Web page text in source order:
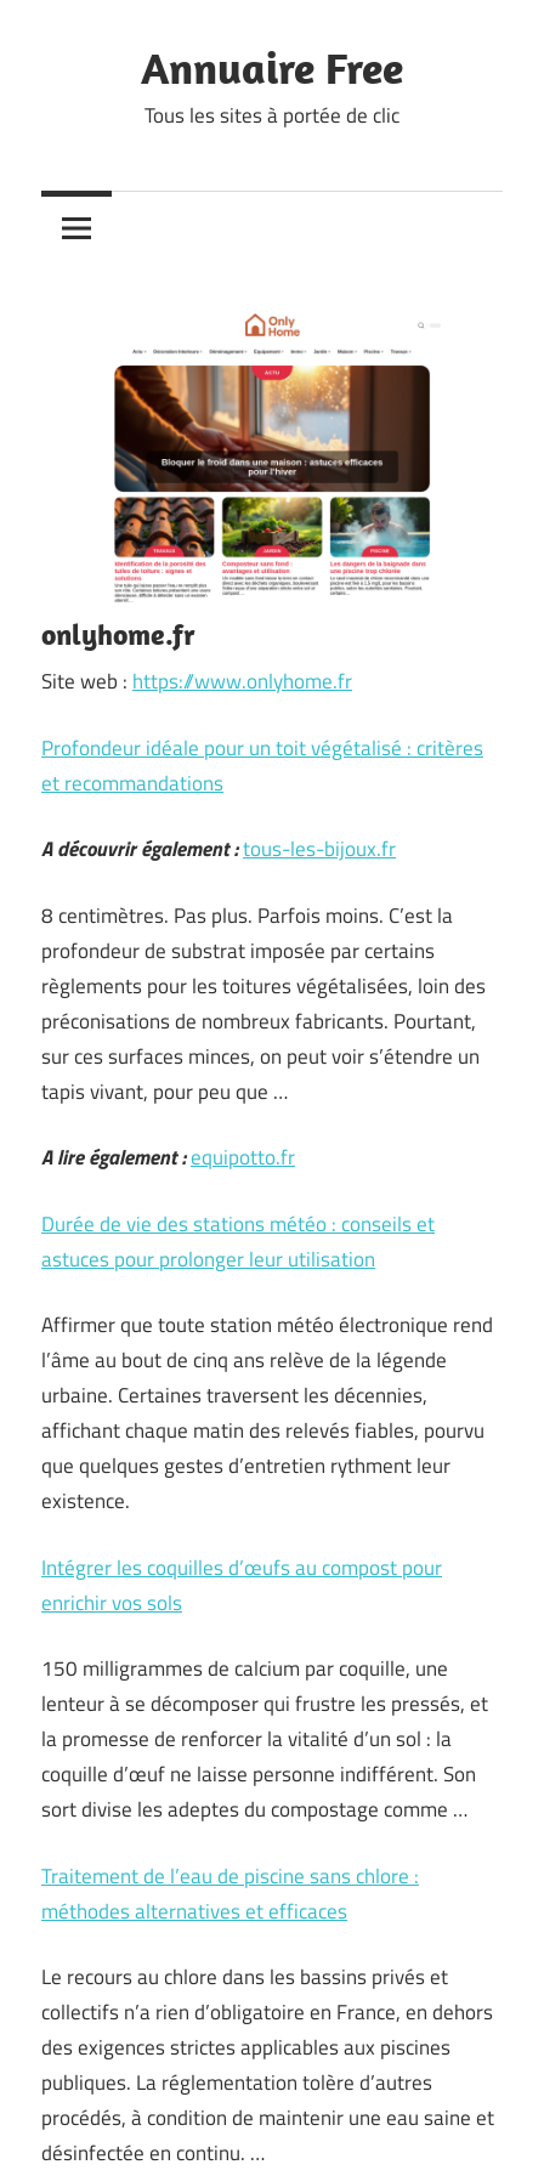
Annuaire Free
Tous les sites à portée de clic
onlyhome.fr
Site web : https://www.onlyhome.fr
Profondeur idéale pour un toit végétalisé : critères
et recommandations
A découvrir également :tous-les-bijoux.fr
8 centimètres. Pas plus. Parfois moins. C’est la
profondeur de substrat imposée par certains
règlements pour les toitures végétalisées, loin des
préconisations de nombreux fabricants. Pourtant,
sur ces surfaces minces, on peut voir s’étendre un
tapis vivant, pour peu que …
A lire également :equipotto.fr
Durée de vie des stations météo : conseils et
astuces pour prolonger leur utilisation
Affirmer que toute station météo électronique rend
l’âme au bout de cinq ans relève de la légende
urbaine. Certaines traversent les décennies,
affichant chaque matin des relevés fiables, pourvu
que quelques gestes d’entretien rythment leur
existence.
Intégrer les coquilles d’œufs au compost pour
enrichir vos sols
150 milligrammes de calcium par coquille, une
lenteur à se décomposer qui frustre les pressés, et
la promesse de renforcer la vitalité d’un sol : la
coquille d’œuf ne laisse personne indifférent. Son
sort divise les adeptes du compostage comme …
Traitement de l’eau de piscine sans chlore :
méthodes alternatives et efficaces
Le recours au chlore dans les bassins privés et
collectifs n’a rien d’obligatoire en France, en dehors
des exigences strictes applicables aux piscines
publiques. La réglementation tolère d’autres
procédés, à condition de maintenir une eau saine et
désinfectée en continu. …